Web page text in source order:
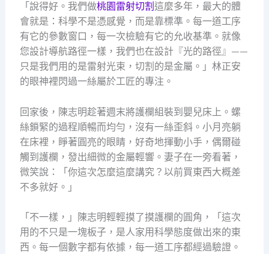
「說得好。我們做桃園雷射切割 這麼多年，最大的體
會就是：科學不是憑感覺，而是靠標準。每一道工序
有它的參數窗口，每一次檢驗有它的允收基準。就像
您設計導航路徑一樣，我們也在設計『光的路徑』——
只是我們用的是雷射光束，切割的是金屬。」林正安
的眼神裡閃過一絲屬於工匠的專注。
回家後，陳志明趁著週末將護欄組裝到嬰兒床上。螺
絲鎖緊的過程順暢而均勻，沒有一絲歪斜。小月亮躺
在床裡，睜著圓亮的眼睛，好奇地揮動小手，偶爾碰
觸到護欄，發出細微的金屬輕響。妻子在一旁看著，
微笑說：「你這次怎麼這麼講究？以前買東西大概差
不多就好。」
「不一樣，」陳志明輕輕摸了摸護欄的圓角，「這次
用的不只是一塊板子，是人家用科學態度做出來的東
西。每一個數字都有依據，每一道工序都經過驗證。